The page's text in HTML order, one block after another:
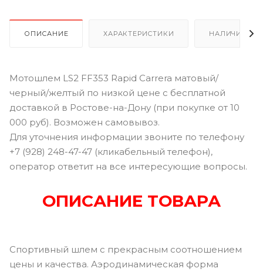
ОПИСАНИЕ ХАРАКТЕРИСТИКИ НАЛИЧИЕ В
Мотошлем LS2 FF353 Rapid Carrera матовый/
черный/желтый по низкой цене с бесплатной
доставкой в Ростове-на-Дону (при покупке от 10
000 руб). Возможен самовывоз.
Для уточнения информации звоните по телефону
+7 (928) 248-47-47 (кликабельный телефон),
оператор ответит на все интересующие вопросы.
ОПИСАНИЕ ТОВАРА
Спортивный шлем с прекрасным соотношением
цены и качества. Аэродинамическая форма